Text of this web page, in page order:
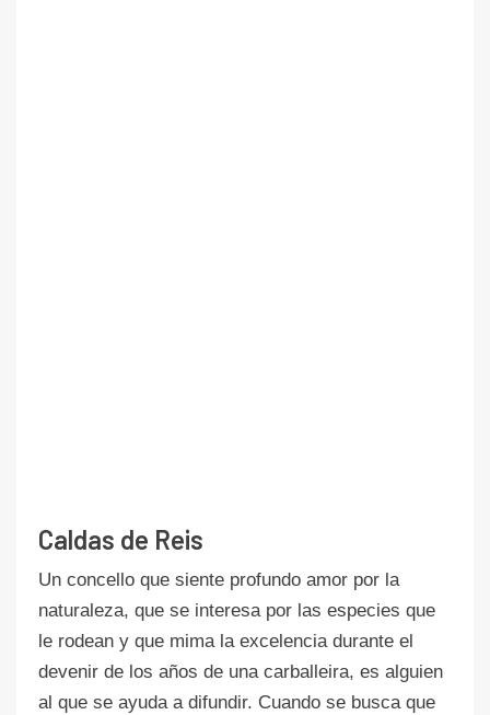
Caldas de Reis
Un concello que siente profundo amor por la
naturaleza, que se interesa por las especies que
le rodean y que mima la excelencia durante el
devenir de los años de una carballeira, es alguien
al que se ayuda a difundir. Cuando se busca que